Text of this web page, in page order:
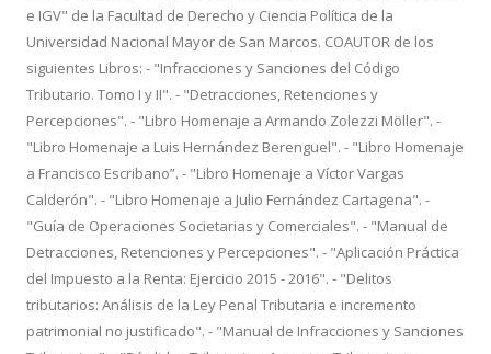
e IGV" de la Facultad de Derecho y Ciencia Política de la
Universidad Nacional Mayor de San Marcos. COAUTOR de los
siguientes Libros: - "Infracciones y Sanciones del Código
Tributario. Tomo I y II". - "Detracciones, Retenciones y
Percepciones". - "Libro Homenaje a Armando Zolezzi Möller". -
"Libro Homenaje a Luis Hernández Berenguel". - "Libro Homenaje
a Francisco Escribano”. - "Libro Homenaje a Víctor Vargas
Calderón". - "Libro Homenaje a Julio Fernández Cartagena". -
"Guía de Operaciones Societarias y Comerciales". - "Manual de
Detracciones, Retenciones y Percepciones". - "Aplicación Práctica
del Impuesto a la Renta: Ejercicio 2015 - 2016". - "Delitos
tributarios: Análisis de la Ley Penal Tributaria e incremento
patrimonial no justificado". - "Manual de Infracciones y Sanciones